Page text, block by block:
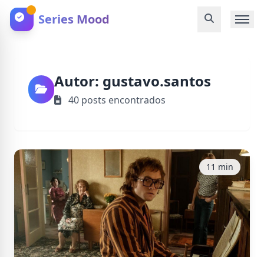
Series Mood
Autor: gustavo.santos
40 posts encontrados
11 min